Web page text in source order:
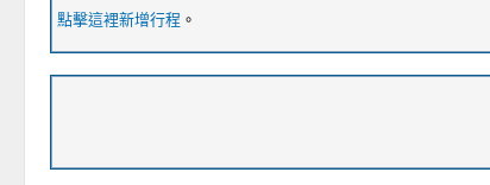
點擊這裡新增行程 。